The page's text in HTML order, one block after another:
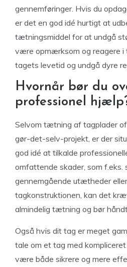
gennemføringer. Hvis du
er det en god idé hurtigt at
tætningsmiddel for at undgå
være opmærksom og reagere i
tagets levetid og undgå dyre
Hvornår bør du
professionel
Selvom tætning af tagplader
gør-det-selv-projekt, er der
god idé at tilkalde
omfattende skader, som f.eks.
gennemgående utætheder
tagkonstruktionen, kan det
almindelig tætning og bør
Også hvis dit tag er meget
tale om et tag med
være både sikrere og mere